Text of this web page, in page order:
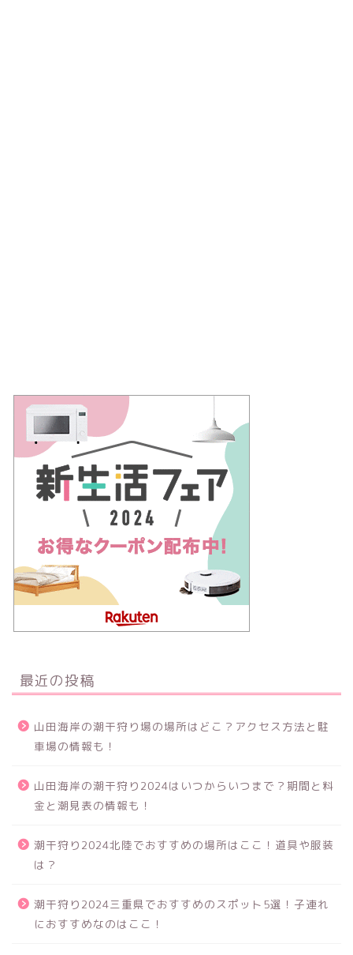
最近の投稿
山田海岸の潮干狩り場の場所はどこ？アクセス方法と駐
車場の情報も！
山田海岸の潮干狩り2024はいつからいつまで？期間と料
金と潮見表の情報も！
潮干狩り2024北陸でおすすめの場所はここ！道具や服装
は？
潮干狩り2024三重県でおすすめのスポット5選！子連れ
におすすめなのはここ！